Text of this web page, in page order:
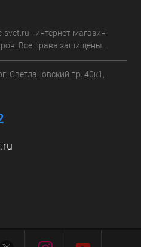
- интернет-магазин
Все права защищены.
Светлановский пр. 40к1,